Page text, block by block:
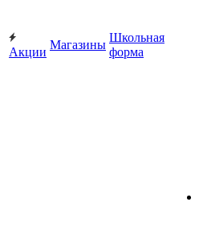
Акции
Магазины
Школьная
форма